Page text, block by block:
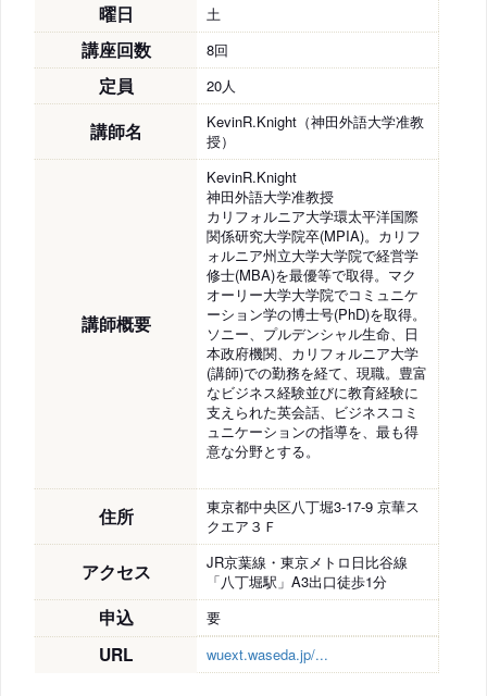
曜日 土
講座回数 8回
定員 20人
講師名
KevinR.Knight（神田外語大学准教
授）
講師概要
KevinR.Knight
神田外語大学准教授
カリフォルニア大学環太平洋国際
関係研究大学院卒(MPIA)。カリフ
ォルニア州立大学大学院で経営学
修士(MBA)を最優等で取得。マク
オーリー大学大学院でコミュニケ
ーション学の博士号(PhD)を取得。
ソニー、プルデンシャル生命、日
本政府機関、カリフォルニア大学
(講師)での勤務を経て、現職。豊富
なビジネス経験並びに教育経験に
支えられた英会話、ビジネスコミ
ュニケーションの指導を、最も得
意な分野とする。
住所
東京都中央区八丁堀3-17-9 京華ス
クエア３Ｆ
アクセス
JR京葉線・東京メトロ日比谷線
「八丁堀駅」A3出口徒歩1分
申込 要
URL wuext.waseda.jp/...